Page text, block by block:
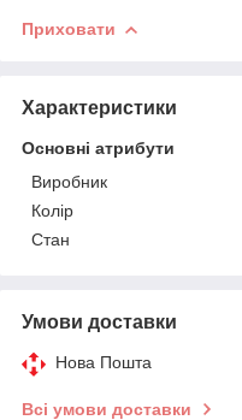
Приховати
Характеристики
Основні атрибути
Виробник
Колір
Стан
Умови доставки
Нова Пошта
Всі умови доставки